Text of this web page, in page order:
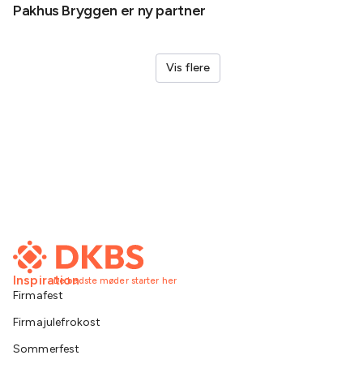
Pakhus Bryggen er ny partner
Vis flere
De bedste møder starter her
Inspiration
Firmafest
Firmajulefrokost
Sommerfest